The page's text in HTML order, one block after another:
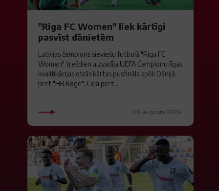
"Riga FC Women" liek kārtīgi
pasvīst dānietēm
Latvijas čempions sieviešu futbolā "Riga FC
Women" trešdien aizvadīja UEFA Čempionu līgas
kvalifikācijas otrās kārtas pusfināla spēli Dānijā
pret "HB Køge". Cīņā pret...
05. augusts 2026.